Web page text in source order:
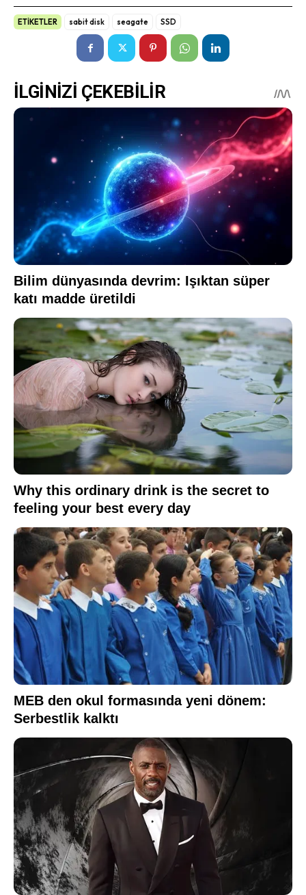
ETİKETLER sabit disk seagate SSD